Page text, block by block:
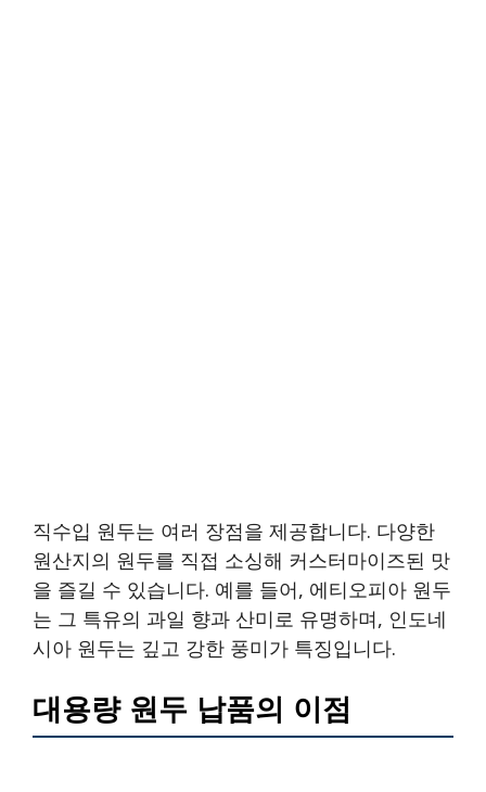
직수입 원두는 여러 장점을 제공합니다. 다양한
원산지의 원두를 직접 소싱해 커스터마이즈된 맛
을 즐길 수 있습니다. 예를 들어, 에티오피아 원두
는 그 특유의 과일 향과 산미로 유명하며, 인도네
시아 원두는 깊고 강한 풍미가 특징입니다.
대용량 원두 납품의 이점